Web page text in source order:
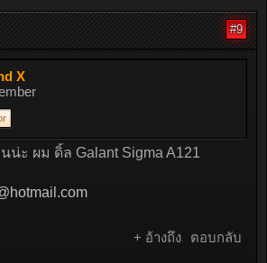
#9
X
ะ ผม ดิ้ล Galant Sigma A121
+ อ้างถึง ตอบกลับ